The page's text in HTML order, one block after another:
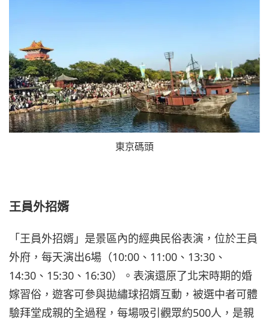
東京碼頭
王員外招婿
「王員外招婿」是景區內的經典民俗表演，位於王員
外府，每天演出6場（10:00、11:00、13:30、
14:30、15:30、16:30）。表演還原了北宋時期的婚
嫁習俗，遊客可參與拋繡球招婿互動，被選中者可體
驗拜堂成親的全過程，每場吸引觀眾約500人，是親